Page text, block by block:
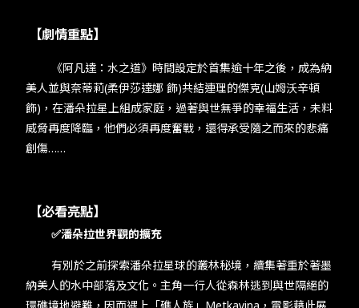
【劇情重點】
《阿凡達：水之道》時間設定於首集逾十年之後，成為納
美人並與奈蒂莉(柔伊莎達娜 飾)共結連理的傑克(山姆沃辛頓
飾)，在潘朵拉星上組成家庭，過著與世無爭的幸福生活，未料
威脅再度降臨，他們必須再度奮戰，還得承受隨之而來的悲痛
創傷……
【必看亮點】
✅潘朵拉世界觀的擴充
有別於之前探索潘朵拉星球的叢林秘境，續集著重於著墨
納美人的水中部落及文化。主角一行人從森林逃到與世隔絕的